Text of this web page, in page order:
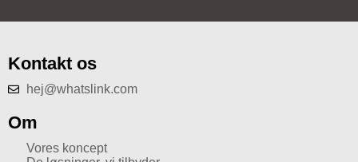
Kontakt os
hej@whatslink.com
Om
Vores koncept